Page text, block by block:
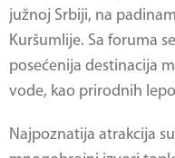
južnoj Srbiji, na
Kuršumlije. Sa foruma
posećenija destinacija
vode, kao prirodnih
Najpoznatija atrakcija